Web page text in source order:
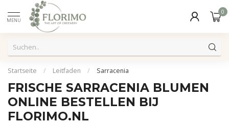
MENU
0
Startseite / Leitfaden / Sarracenia
FRISCHE SARRACENIA BLUMEN
ONLINE BESTELLEN BIJ
FLORIMO.NL